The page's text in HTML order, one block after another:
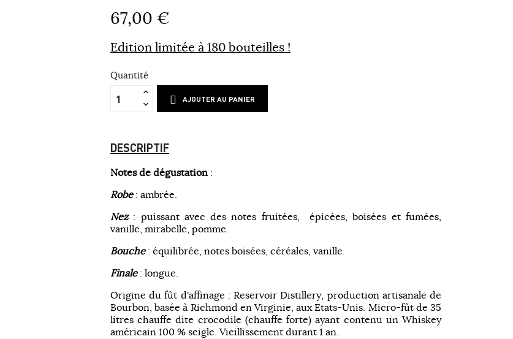
67,00 €
Edition limitée à 180 bouteilles !
Quantité
AJOUTER AU PANIER
DESCRIPTIF
Notes de dégustation :
Robe: ambrée.
Nez: puissant avec des notes fruitées, épicées, boisées et fumées,
vanille, mirabelle, pomme.
Bouche: équilibrée, notes boisées, céréales, vanille.
Finale: longue.
Origine du fût d'affinage : Reservoir Distillery, production artisanale de
Bourbon, basée à Richmond en Virginie, aux Etats-Unis. Micro-fût de 35
litres chauffe dite crocodile (chauffe forte) ayant contenu un Whiskey
américain 100 % seigle. Vieillissement durant 1 an.